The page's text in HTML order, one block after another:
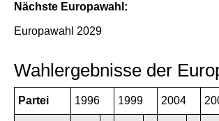
Nächste Europawahl:
Europawahl 2029
Wahlergebnisse der
Partei 1996 1999 2004